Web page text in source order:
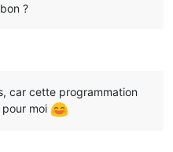
?
car cette programmation
moi